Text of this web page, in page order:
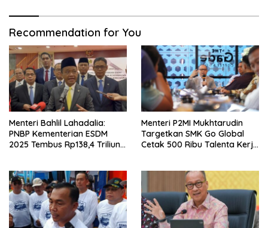
Recommendation for You
Menteri Bahlil Lahadalia:
PNBP Kementerian ESDM
2025 Tembus Rp138,4 Triliun,
Menteri P2MI Mukhtarudin
Targetkan SMK Go Global
Cetak 500 Ribu Talenta Kerja